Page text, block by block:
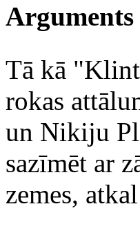
Tā kā
rokas
un Nikiju
sazīmēt ar
zemes,